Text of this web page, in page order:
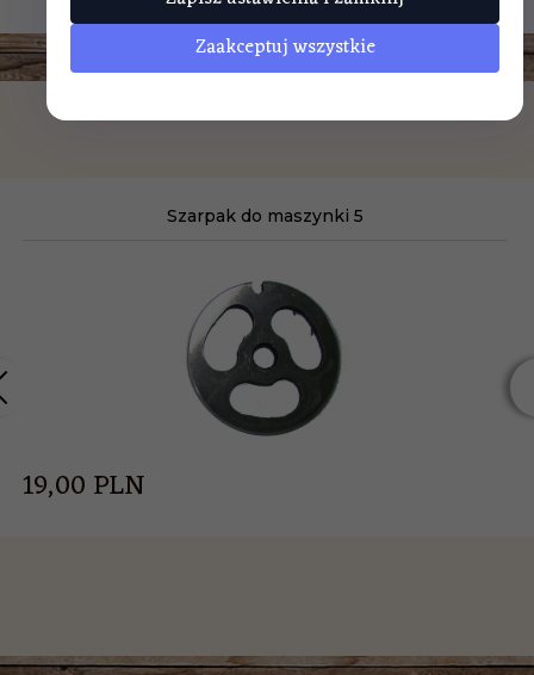
Szarpak do maszynki 5
19,00PLN
Zaakceptuj wszystkie